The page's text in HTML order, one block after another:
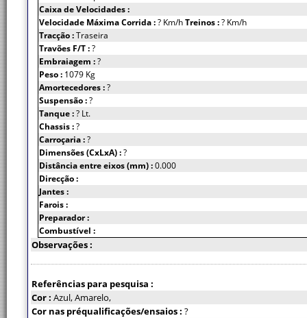
Caixa de Velocidades :
Velocidade Máxima Corrida :? Km/hTreinos :? Km/h
Tracção :Traseira
Travões F/T :?
Embraiagem :?
Peso : 1079 Kg
Amortecedores :?
Suspensão :?
Tanque :? Lt.
Chassis :?
Carroçaria :?
Dimensões (CxLxA) :?
Distância entre eixos (mm) :0.000
Direcção :
Jantes :
Farois :
Preparador :
Combustível :
Observações :
Referências para pesquisa :
Cor : Azul, Amarelo,
Cor nas préqualificações/ensaios : ?